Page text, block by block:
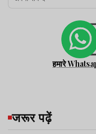
हमारे
जरूर पढ़ें